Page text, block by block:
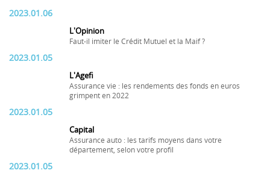
2023.01.06
L'Opinion
Faut-il imiter le Crédit Mutuel et la Maif ?
2023.01.05
L'Agefi
Assurance vie : les rendements des fonds en euros
grimpent en 2022
2023.01.05
Capital
Assurance auto : les tarifs moyens dans votre
département, selon votre profil
2023.01.05